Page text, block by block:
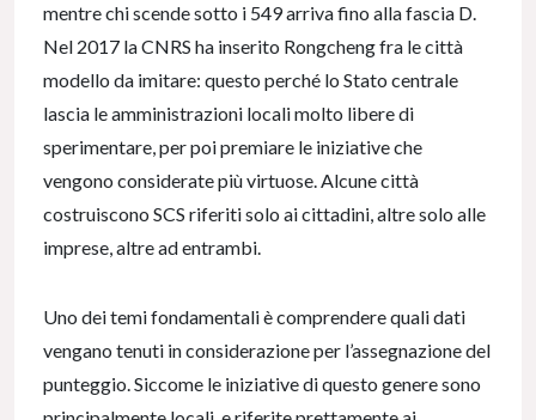
mentre chi scende sotto i 549 arriva fino alla fascia D.
Nel 2017 la CNRS ha inserito Rongcheng fra le città
modello da imitare: questo perché lo Stato centrale
lascia le amministrazioni locali molto libere di
sperimentare, per poi premiare le iniziative che
vengono considerate più virtuose. Alcune città
costruiscono SCS riferiti solo ai cittadini, altre solo alle
imprese, altre ad entrambi.
Uno dei temi fondamentali è comprendere quali dati
vengano tenuti in considerazione per l’assegnazione del
punteggio. Siccome le iniziative di questo genere sono